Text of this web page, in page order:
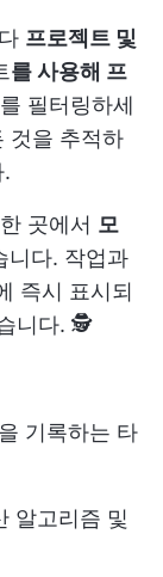
프로젝트 및
를 사용해 프
필터링하세
것을 추적하
한 곳에서 모
니다. 작업과
즉시 표시되
니다. 🕵️
기록하는 타
알고리즘 및